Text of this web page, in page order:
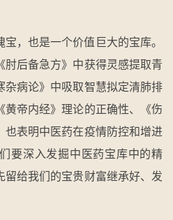
，也是一个价值巨大的宝库。
肘后备急方》中获得灵感提取青
杂病论》中吸取智慧拟定清肺排
黄帝内经》理论的正确性、《伤
也表明中医药在疫情防控和增进
要深入发掘中医药宝库中的精
留给我们的宝贵财富继承好、发